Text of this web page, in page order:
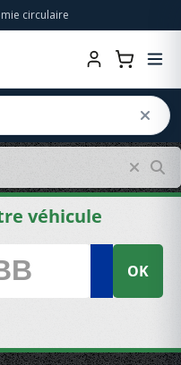
circulaire
véhicule
OK